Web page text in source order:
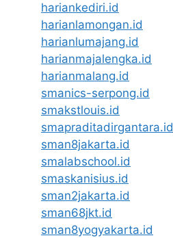
hariankediri.id
harianlamongan.id
harianlumajang.id
harianmajalengka.id
harianmalang.id
smanics-serpong.id
smakstlouis.id
smapraditadirgantara.id
sman8jakarta.id
smalabschool.id
smaskanisius.id
sman2jakarta.id
sman68jkt.id
sman8yogyakarta.id